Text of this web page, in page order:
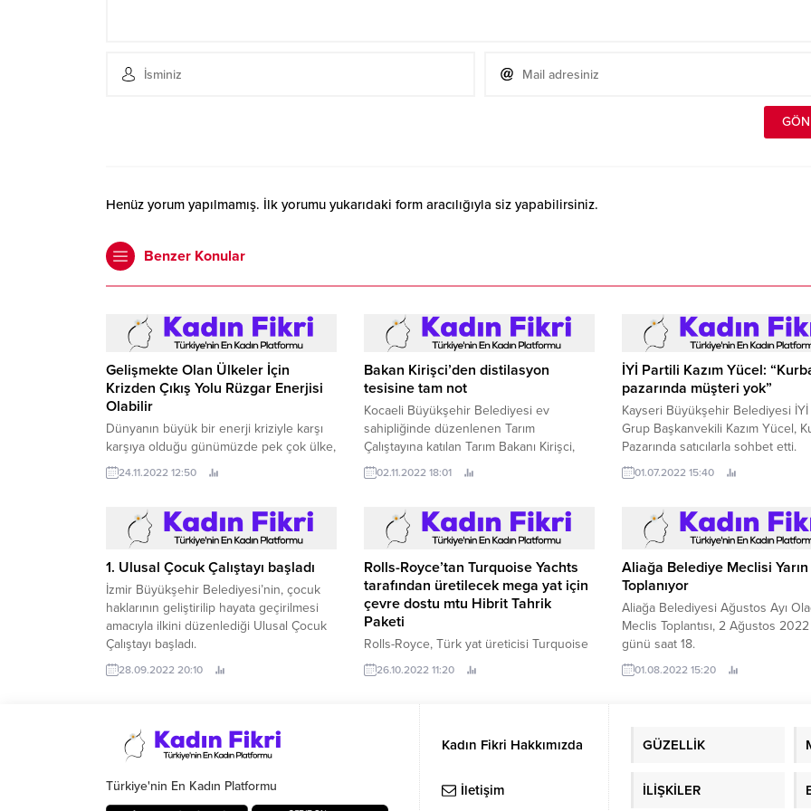
Henüz yorum yapılmamış. İlk yorumu yukarıdaki form aracılığıyla siz yapabilirsiniz.
Benzer Konular
Gelişmekte Olan Ülkeler İçin
Krizden Çıkış Yolu Rüzgar Enerjisi
Olabilir
Dünyanın büyük bir enerji kriziyle karşı
karşıya olduğu günümüzde pek çok ülke,
rüzgar ve güneş enerjisi başta olmak
üzere yenilenebilir enerji kaynaklarına
24.11.2022 12:50
Bakan Kirişci’den distilasyon
tesisine tam not
Kocaeli Büyükşehir Belediyesi ev
sahipliğinde düzenlenen Tarım
Çalıştayına katılan Tarım Bakanı Kirişci,
Büyükşehir’in distilasyon merkezini de
inceledi Uluslararası Tarım Şehirleri
Büyükşehir Belediyesi ev sahipliğinde
düzenlenen 2.
02.11.2022 18:01
İYİ Partili Kazım Yücel:
pazarında müşteri yok”
Kayseri Büyükşehir Belediyesi İYİ
Grup Başkanvekili Kazım Yücel,
Pazarında satıcılarla sohbet etti.
01.07.2022 15:40
1. Ulusal Çocuk Çalıştayı başladı
İzmir Büyükşehir Belediyesi’nin, çocuk
haklarının geliştirilip hayata geçirilmesi
amacıyla ilkini düzenlediği Ulusal Çocuk
Çalıştayı başladı.
28.09.2022 20:10
Rolls-Royce’tan Turquoise Yachts
tarafından üretilecek mega yat için
çevre dostu mtu Hibrit Tahrik
Paketi
Yachts tarafından üretilecek 76 metre
Tahrik Paketi’ni tedarik edecek.
Aliağa Belediye Meclisi Yarın
Toplanıyor
Aliağa Belediyesi Ağustos Ayı
Meclis Toplantısı, 2 Ağustos 2022
günü saat 18.
01.08.2022 15:20